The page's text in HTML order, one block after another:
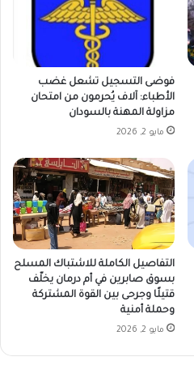
فوضى التسجيل تشعل غضب
الأطباء: آلاف يُحرمون من امتحان
مزاولة المهنة بالسودان
مايو 2, 2026
التفاصيل الكاملة للاشتباك المسلح
بسوق صابرين في أم درمان يخلّف
قتيلًا وجرحى بين القوة المشتركة
وحملة أمنية
مايو 2, 2026